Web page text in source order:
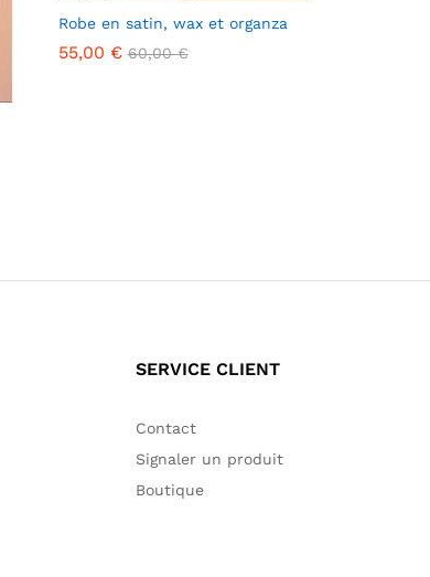
Robe en satin, wax et organza
55,00 € 60,00€
SERVICE CLIENT
Contact
Signaler un produit
Boutique